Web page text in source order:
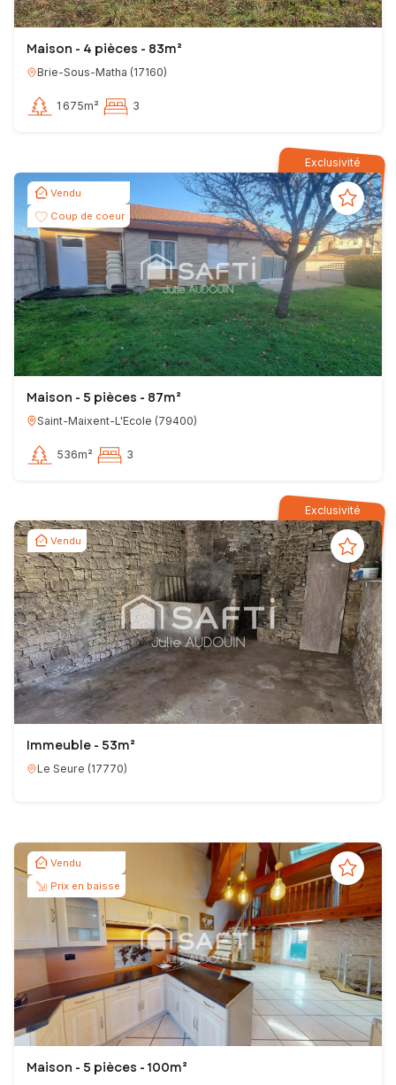
Maison - 4 pièces - 83m²
Brie-Sous-Matha (17160)
1 675m² 3
Exclusivité
Vendu
Coup de coeur
Maison - 5 pièces - 87m²
Saint-Maixent-L'Ecole (79400)
536m² 3
Exclusivité
Vendu
Immeuble - 53m²
Le Seure (17770)
Vendu
Prix en baisse
Maison - 5 pièces - 100m²